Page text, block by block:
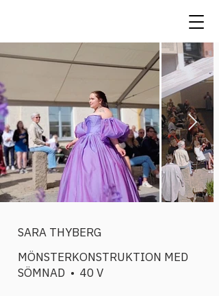
SARA THYBERG
MÖNSTERKONSTRUKTION MED
SÖMNAD • 40 V